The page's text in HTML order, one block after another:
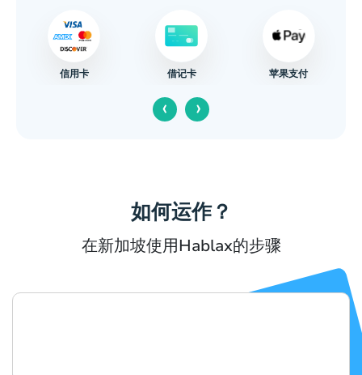
信用卡 借记卡 苹果支付
‹ ›
如何运作？
在新加坡使用Hablax的步骤